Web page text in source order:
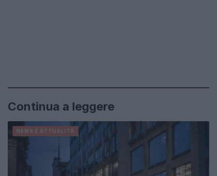
Continua a leggere
NEWS E ATTUALITÀ